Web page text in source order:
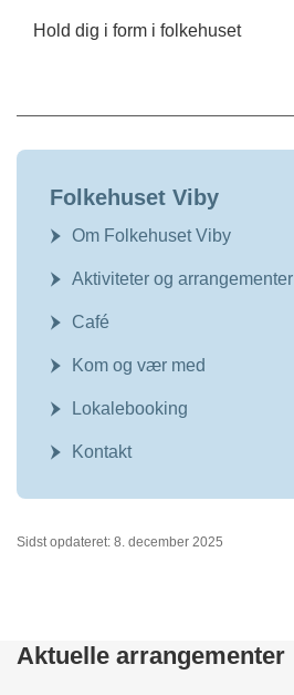
Hold dig i form i folkehuset
Folkehuset Viby
Om Folkehuset Viby
Aktiviteter og arrangementer
Café
Kom og vær med
Lokalebooking
Kontakt
Sidst opdateret: 8. december 2025
Aktuelle arrangementer